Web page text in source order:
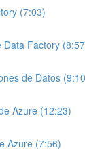
(7:03)
Data Factory
de Datos
Azure (12:23)
Azure (7:56)